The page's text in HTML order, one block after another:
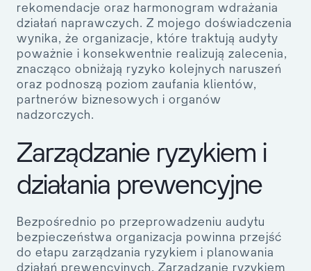
rekomendacje oraz harmonogram wdrażania
działań naprawczych. Z mojego doświadczenia
wynika, że organizacje, które traktują audyty
poważnie i konsekwentnie realizują zalecenia,
znacząco obniżają ryzyko kolejnych naruszeń
oraz podnoszą poziom zaufania klientów,
partnerów biznesowych i organów
nadzorczych.
Zarządzanie ryzykiem i
działania prewencyjne
Bezpośrednio po przeprowadzeniu audytu
bezpieczeństwa organizacja powinna przejść
do etapu zarządzania ryzykiem i planowania
działań prewencyjnych. Zarządzanie ryzykiem